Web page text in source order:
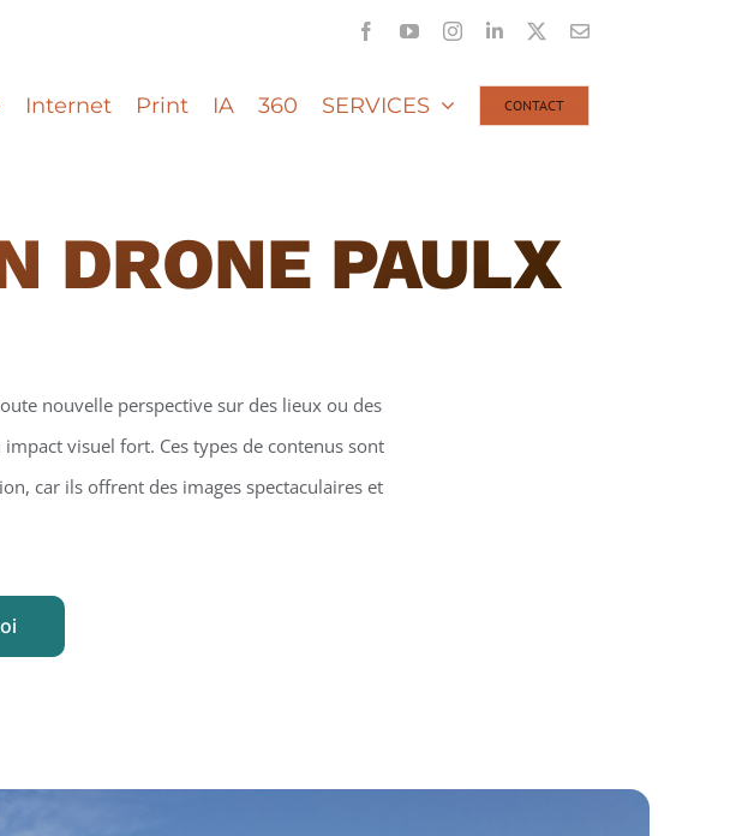
FacebookYouTubeInstagramLinkedIn Email
Internet Print IA 360 SERVICES CONTACT
DRONE PAULX
nouvelle perspective sur des lieux ou des
visuel fort. Ces types de contenus sont
car ils offrent des images spectaculaires et